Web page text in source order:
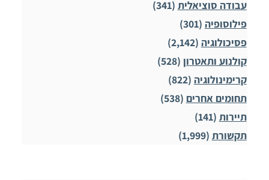
עבודה סוציאלית (341)
פילוסופיה (301)
פסיכולוגיה (2,142)
קולנוע ותאטרון (528)
קרימינולוגיה (822)
תחומים אחרים (538)
תיירות (141)
תקשורת (1,999)